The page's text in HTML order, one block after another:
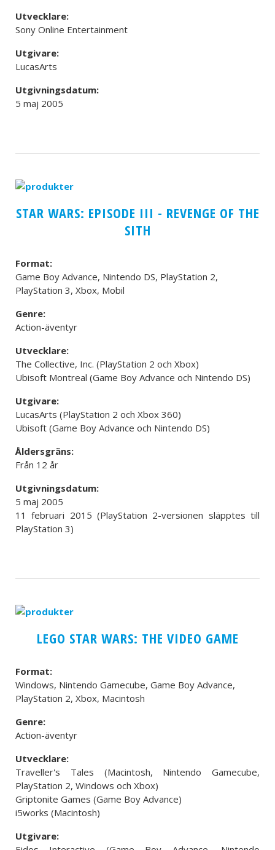
Utvecklare:
Sony Online Entertainment
Utgivare:
LucasArts
Utgivningsdatum:
5 maj 2005
STAR WARS: EPISODE III - REVENGE OF THE
SITH
Format:
Game Boy Advance, Nintendo DS, PlayStation 2,
PlayStation 3, Xbox, Mobil
Genre:
Action-äventyr
Utvecklare:
The Collective, Inc. (PlayStation 2 och Xbox)
Ubisoft Montreal (Game Boy Advance och Nintendo DS)
Utgivare:
LucasArts (PlayStation 2 och Xbox 360)
Ubisoft (Game Boy Advance och Nintendo DS)
Åldersgräns:
Från 12 år
Utgivningsdatum:
5 maj 2005
11 februari 2015 (PlayStation 2-versionen släpptes till
PlayStation 3)
LEGO STAR WARS: THE VIDEO GAME
Format:
Windows, Nintendo Gamecube, Game Boy Advance,
PlayStation 2, Xbox, Macintosh
Genre:
Action-äventyr
Utvecklare:
Traveller's Tales (Macintosh, Nintendo Gamecube,
PlayStation 2, Windows och Xbox)
Griptonite Games (Game Boy Advance)
i5works (Macintosh)
Utgivare: